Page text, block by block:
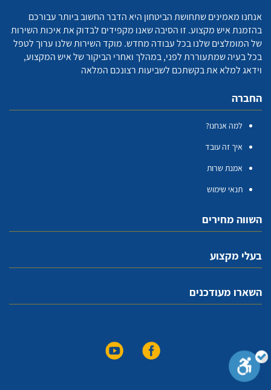
אנחנו מאמינים שתחושת הביטחון היא הדבר החשוב ביותר עבורכם
בהזמנת איש מקצוע. זו הסיבה שאנו מקפידים לבדוק את איכות השירות
של המומלצים שלנו בכל עבודה מחדש. מוקד השירות שלנו ערוך לטפל
בכל בעיה שמתעוררת לפני, במהלך ואחרי הביקור של איש המקצוע,
וידאג למלא את בקשתכם לשביעות רצונכם המלאה
החברה
למה אנחנו?
איך זה עובד
אמנת שרות
תנאי שימוש
השווה מחירים
בעלי מקצוע
השארו מעודכנים